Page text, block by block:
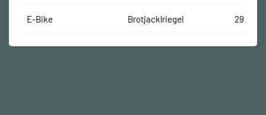
E-Bike Brotjacklriegel 29:02